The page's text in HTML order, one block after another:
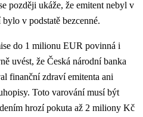
později ukáže, že emitent nebyl v
v podstatě bezcenné.
do 1 milionu EUR povinná i
uvést, že Česká národní banka
finanční zdraví emitenta ani
Toto varování musí být
hrozí pokuta až 2 miliony Kč